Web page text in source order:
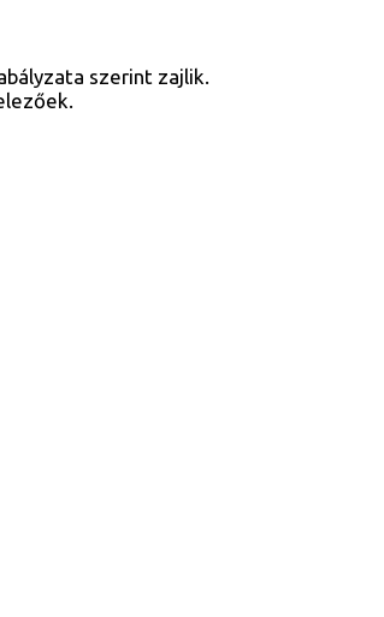
szerint zajlik.